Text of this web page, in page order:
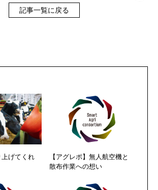
記事一覧に戻る
げてくれ
【アグレポ】無人航空機と
散布作業への想い